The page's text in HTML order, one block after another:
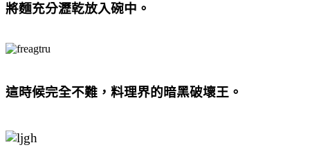
將麵充分瀝乾放入碗中。
這時候完全不難，料理界的暗黑破壞王。